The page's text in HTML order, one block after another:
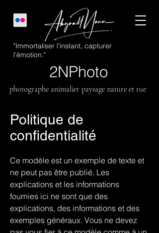
"Immortaliser l’instant, capturer
l’émotion."
2NPhoto
photographe animalier paysage nature et rue
Politique de
confidentialité
Ce modèle est un exemple de texte et
ne peut pas être publié. Les
explications et les informations
fournies ici ne sont que des
explications, des informations et des
exemples généraux. Vous ne devez